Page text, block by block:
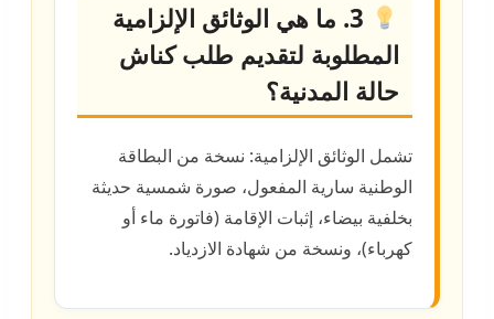
3. ما هي الوثائق الإلزامية
المطلوبة لتقديم طلب كناش
حالة المدنية؟
تشمل الوثائق الإلزامية: نسخة من البطاقة
الوطنية سارية المفعول، صورة شمسية حديثة
بخلفية بيضاء، إثبات الإقامة (فاتورة ماء أو
كهرباء)، ونسخة من شهادة الازدياد.